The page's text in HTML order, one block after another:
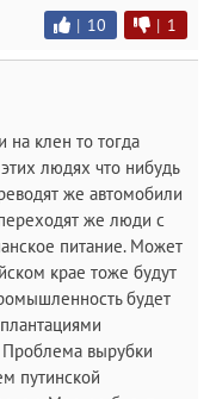
| 10 | 1
клен то тогда
людях что нибудь
же автомобили
же люди с
питание. Может
крае тоже будут
будет
вырубки
путинской